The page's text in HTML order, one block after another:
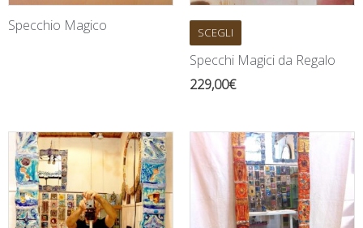
Specchio Magico SCEGLI
Specchi Magici da Regalo
229,00€